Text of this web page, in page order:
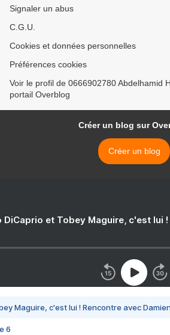
Signaler un abus
C.G.U.
Cookies et données personnelles
Préférences cookies
Voir le profil de 0666902780 Abdelhamid
portail Overblog
Créer un blog sur
Créer un blog
DiCaprio et Tobey Maguire, c'est lui
Maguire, c'est lui ! Rencontre avec
6